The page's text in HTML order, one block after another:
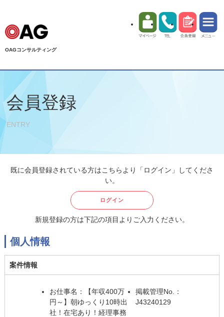
OAGコンサルティング
会員登録
ENTRY
既に会員登録されている方はこちらより「ログイン」してくださ
い。
ログイン
新規登録の方は下記の項目よりご入力ください。
個人情報
案件情報
お仕事名：【年収400万
円～】朝ゆっくり10時出
社！在宅あり！経理事務
掲載管理No.：
J43240129